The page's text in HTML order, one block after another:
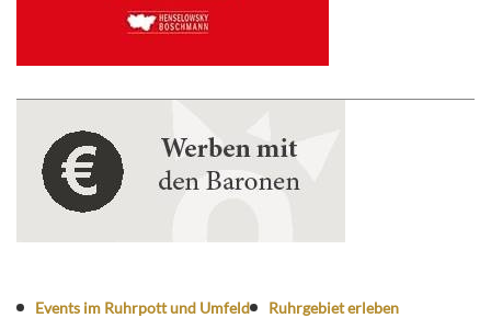
Events im Ruhrpott und Umfeld
Ruhrgebiet erleben